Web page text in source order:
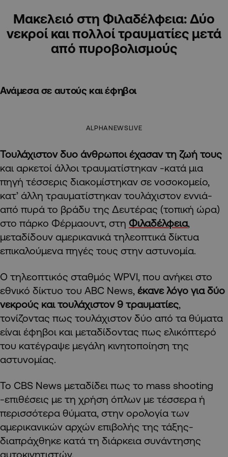
Μακελειό στη Φιλαδέλφεια: Δύο
νεκροί και πολλοί τραυματίες μετά
από πυροβολισμούς
Ανάμεσα σε αυτούς και έφηβοι
ALPHANEWSLIVE
Τουλάχιστον δυο άνθρωποι έχασαν τη ζωή τους
και αρκετοί άλλοι τραυματίστηκαν -κατά μια
πηγή τέσσερις διακομίστηκαν σε νοσοκομείο,
κατ’ άλλη τραυματίστηκαν τουλάχιστον εννιά-
από πυρά το βράδυ της Δευτέρας (τοπική ώρα)
στο πάρκο Φέρμαουντ, στη Φιλαδέλφεια,
μεταδίδουν αμερικανικά τηλεοπτικά δίκτυα
επικαλούμενα πηγές τους στην αστυνομία.
Ο τηλεοπτικός σταθμός WPVI, που ανήκει στο
εθνικό δίκτυο του ABC News, έκανε λόγο για δύο
νεκρούς και τουλάχιστον 9 τραυματίες,
τονίζοντας πως τουλάχιστον δύο από τα θύματα
είναι έφηβοι και μεταδίδοντας πως ελικόπτερό
του κατέγραψε μεγάλη κινητοποίηση της
αστυνομίας.
Το CBS News μεταδίδει πως το mass shooting
-επιθέσεις με τη χρήση όπλων με τέσσερα ή
περισσότερα θύματα, στην ορολογία των
αμερικανικών αρχών επιβολής της τάξης-
διαπράχθηκε κατά τη διάρκεια συνάντησης
αυτοκινητιστών.